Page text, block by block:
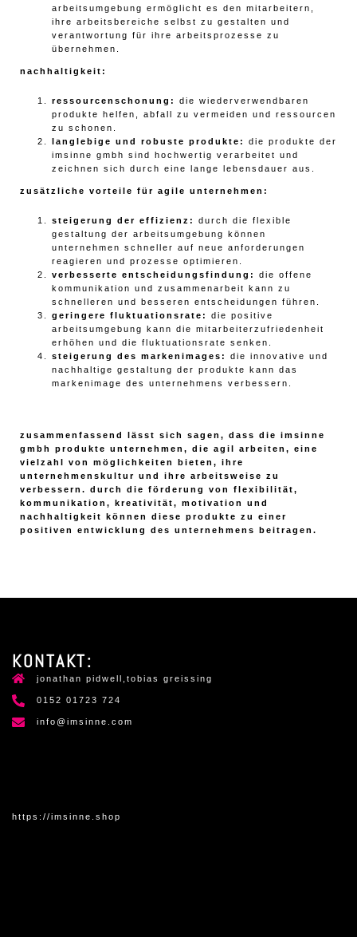
arbeitsumgebung ermöglicht es den mitarbeitern,
ihre arbeitsbereiche selbst zu gestalten und
verantwortung für ihre arbeitsprozesse zu
übernehmen.
nachhaltigkeit:
ressourcenschonung:
die wiederverwendbaren
produkte helfen, abfall zu vermeiden und ressourcen
zu schonen.
langlebige und robuste produkte:
die produkte der
imsinne gmbh sind hochwertig verarbeitet und
zeichnen sich durch eine lange lebensdauer aus.
zusätzliche vorteile für agile unternehmen:
steigerung der effizienz:
durch die flexible
gestaltung der arbeitsumgebung können
unternehmen schneller auf neue anforderungen
reagieren und prozesse optimieren.
verbesserte entscheidungsfindung:
die offene
kommunikation und zusammenarbeit kann zu
schnelleren und besseren entscheidungen führen.
geringere fluktuationsrate:
die positive
arbeitsumgebung kann die mitarbeiterzufriedenheit
erhöhen und die fluktuationsrate senken.
steigerung des markenimages:
die innovative und
nachhaltige gestaltung der produkte kann das
markenimage des unternehmens verbessern.
zusammenfassend lässt sich sagen, dass die imsinne
gmbh produkte unternehmen, die agil arbeiten, eine
vielzahl von möglichkeiten bieten, ihre
unternehmenskultur und ihre arbeitsweise zu
verbessern. durch die förderung von flexibilität,
kommunikation, kreativität, motivation und
nachhaltigkeit können diese produkte zu einer
positiven entwicklung des unternehmens beitragen.
KONTAKT:
jonathan pidwell,tobias greissing
0152 01723 724
info@imsinne.com
https://imsinne.shop